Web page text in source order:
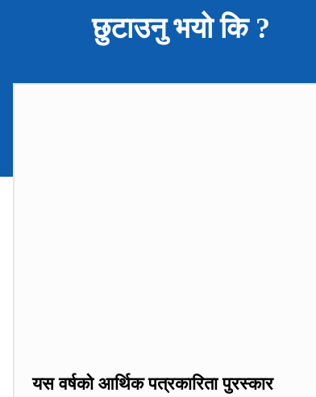
छुटाउनु भयो कि ?
यस वर्षको आर्थिक पत्रकारिता पुरस्कार